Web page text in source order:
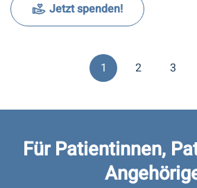
Jetzt spenden!
1 2 3
Für Patientinnen,